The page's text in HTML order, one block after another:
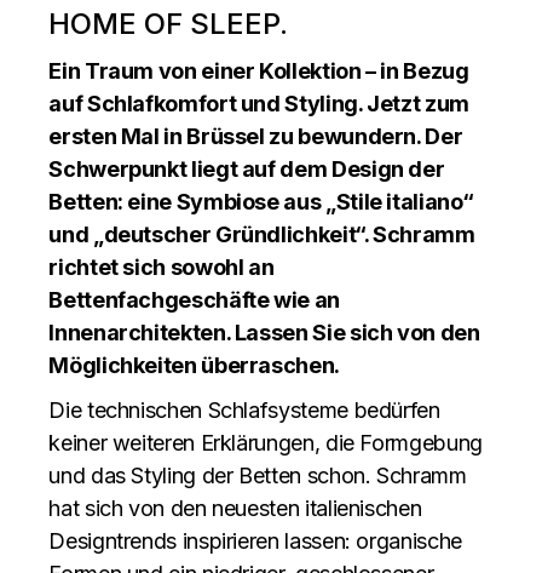
HOME OF SLEEP.
Ein Traum von einer Kollektion – in Bezug
auf Schlafkomfort und Styling. Jetzt zum
ersten Mal in Brüssel zu bewundern. Der
Schwerpunkt liegt auf dem Design der
Betten: eine Symbiose aus „Stile italiano“
und „deutscher Gründlichkeit“. Schramm
richtet sich sowohl an
Bettenfachgeschäfte wie an
Innenarchitekten. Lassen Sie sich von den
Möglichkeiten überraschen.
Die technischen Schlafsysteme bedürfen
keiner weiteren Erklärungen, die Formgebung
und das Styling der Betten schon. Schramm
hat sich von den neuesten italienischen
Designtrends inspirieren lassen: organische